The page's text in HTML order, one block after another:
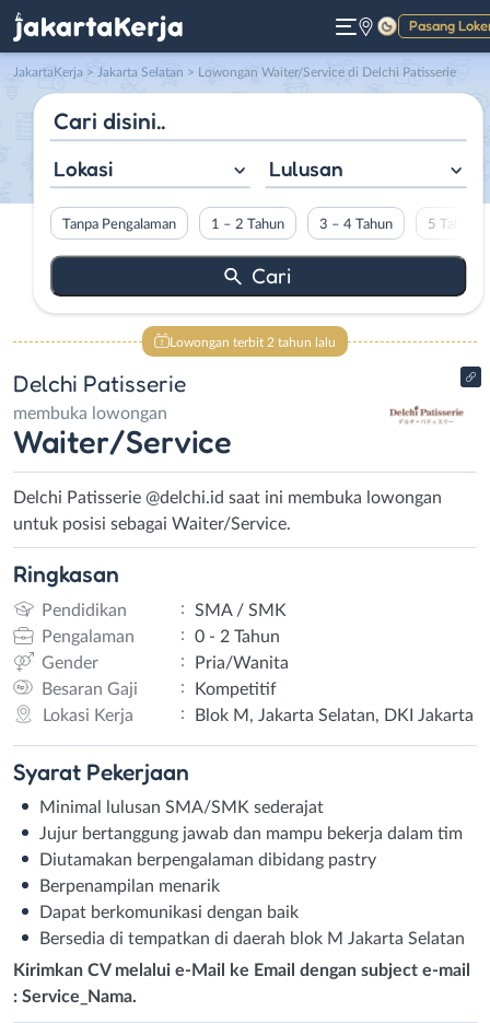
Pasang
Gelap
JakartaKerja > Jakarta Selatan > Lowongan Waiter/Service di Delchi Patisserie
Lokasi Lulusan
Tanpa Pengalaman 1 – 2 Tahun 3 – 4 Tahun 5 Tahun
Lowongan terbit 2 tahun lalu
Delchi Patisserie
membuka lowongan
Waiter/Service
Delchi Patisserie @delchi.id saat ini membuka lowongan
untuk posisi sebagai Waiter/Service.
Ringkasan
Pendidikan :
SMA / SMK
Pengalaman
:
0 - 2 Tahun
Gender
:
Pria/Wanita
Besaran Gaji
:
Kompetitif
Lokasi Kerja
: Blok M, Jakarta Selatan, DKI Jakarta
Syarat Pekerjaan
Minimal lulusan SMA/SMK sederajat
Jujur bertanggung jawab dan mampu bekerja dalam tim
Diutamakan berpengalaman dibidang pastry
Berpenampilan menarik
Dapat berkomunikasi dengan baik
Bersedia di tempatkan di daerah blok M Jakarta Selatan
Kirimkan CV melalui e-Mail ke Email dengan subject e-mail
: Service_Nama.